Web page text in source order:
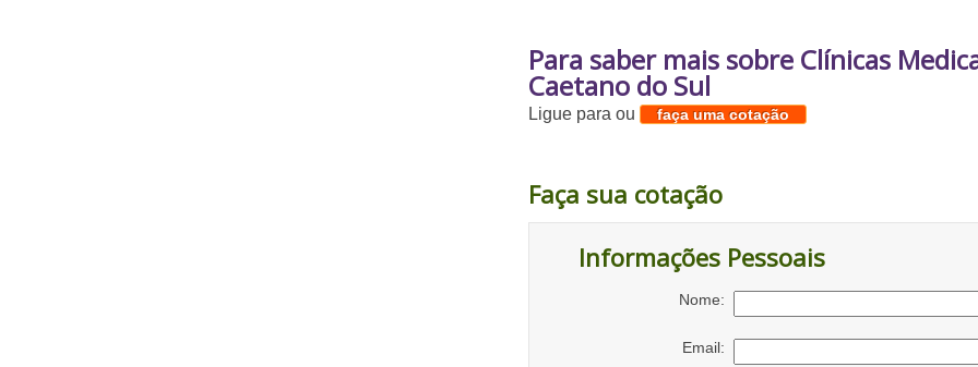
Para saber mais sobre Clínicas
Caetano do Sul
Ligue paraou faça uma cotação
Faça sua cotação
Informações Pessoais
Nome:
Email: